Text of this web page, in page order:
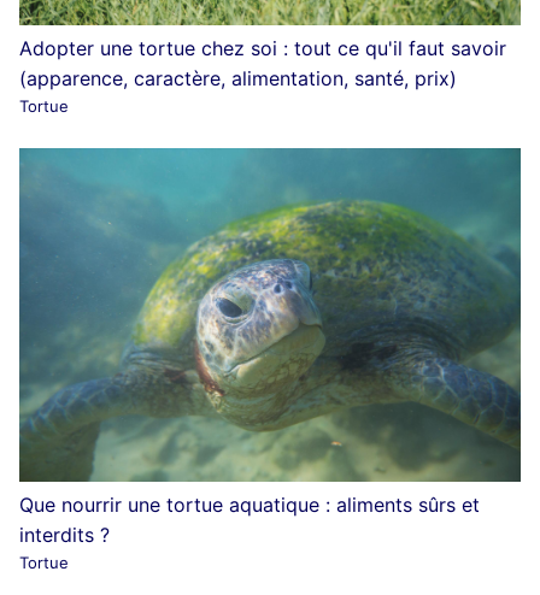
Adopter une tortue chez soi : tout ce qu'il faut savoir
(apparence, caractère, alimentation, santé, prix)
Tortue
Que nourrir une tortue aquatique : aliments sûrs et
interdits ?
Tortue